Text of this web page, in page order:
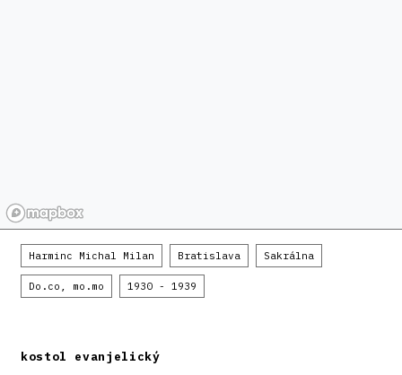
Harminc Michal Milan Bratislava Sakrálna
Do.co, mo.mo 1930 - 1939
kostol evanjelický